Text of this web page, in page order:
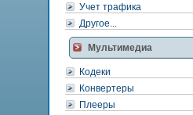
Учет трафика
Другое...
Мультимедиа
Кодеки
Конвертеры
Плееры